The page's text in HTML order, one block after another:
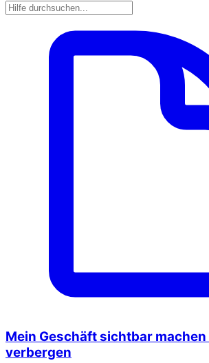
Mein Geschäft sichtbar machen
verbergen